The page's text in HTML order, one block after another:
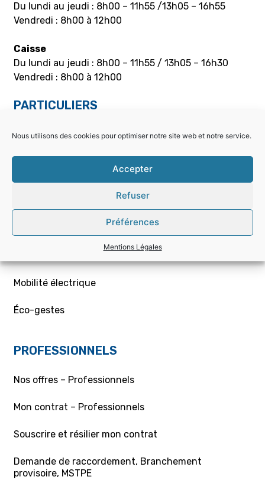
Nous utilisons des cookies pour optimiser notre site web et notre service.
Accepter
Refuser
Préférences
Mentions Légales
Du lundi au jeudi : 8h00 – 11h55 /13h05 – 16h55
Vendredi : 8h00 à 12h00
Caisse
Du lundi au jeudi : 8h00 – 11h55 / 13h05 – 16h30
Vendredi : 8h00 à 12h00
PARTICULIERS
Choisir la bonne offre
Demande de raccordement aux réseaux Gaz/Elec
ou branchement provisoire
Mobilité électrique
Éco-gestes
PROFESSIONNELS
Nos offres – Professionnels
Mon contrat – Professionnels
Souscrire et résilier mon contrat
Demande de raccordement, Branchement
provisoire, MSTPE